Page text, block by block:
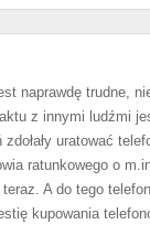
naprawdę trudne,
z innymi ludźmi
uratować
ratunkowego o
A do tego
kupowania